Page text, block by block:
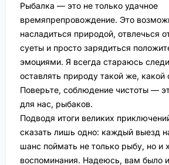
Рыбалка — это не только удачное
времяпрепровождение. Это
насладиться природой, отвлечься
суеты и просто зарядиться
эмоциями. Я всегда стараюсь
оставлять природу такой же, какой
Поверьте, соблюдение чистоты —
для нас, рыбаков.
Подводя итоги великих
сказать лишь одно: каждый выезд
шанс поймать не только рыбу, но и
воспоминания. Надеюсь, вам было